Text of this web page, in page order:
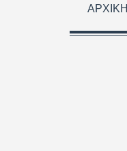
ΑΡΧΙΚΉ